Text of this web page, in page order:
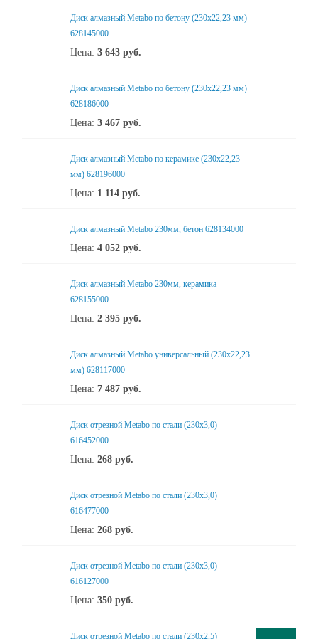
Диск алмазный Metabo по бетону (230x22,23 мм)
628145000
Цена: 3 643 руб.
Диск алмазный Metabo по бетону (230x22,23 мм)
628186000
Цена: 3 467 руб.
Диск алмазный Metabo по керамике (230x22,23
мм) 628196000
Цена: 1 114 руб.
Диск алмазный Metabo 230мм, бетон 628134000
Цена: 4 052 руб.
Диск алмазный Metabo 230мм, керамика
628155000
Цена: 2 395 руб.
Диск алмазный Metabo универсальный (230x22,23
мм) 628117000
Цена: 7 487 руб.
Диск отрезной Metabo по стали (230x3,0)
616452000
Цена: 268 руб.
Диск отрезной Metabo по стали (230x3,0)
616477000
Цена: 268 руб.
Диск отрезной Metabo по стали (230x3,0)
616127000
Цена: 350 руб.
Диск отрезной Metabo по стали (230x2,5)